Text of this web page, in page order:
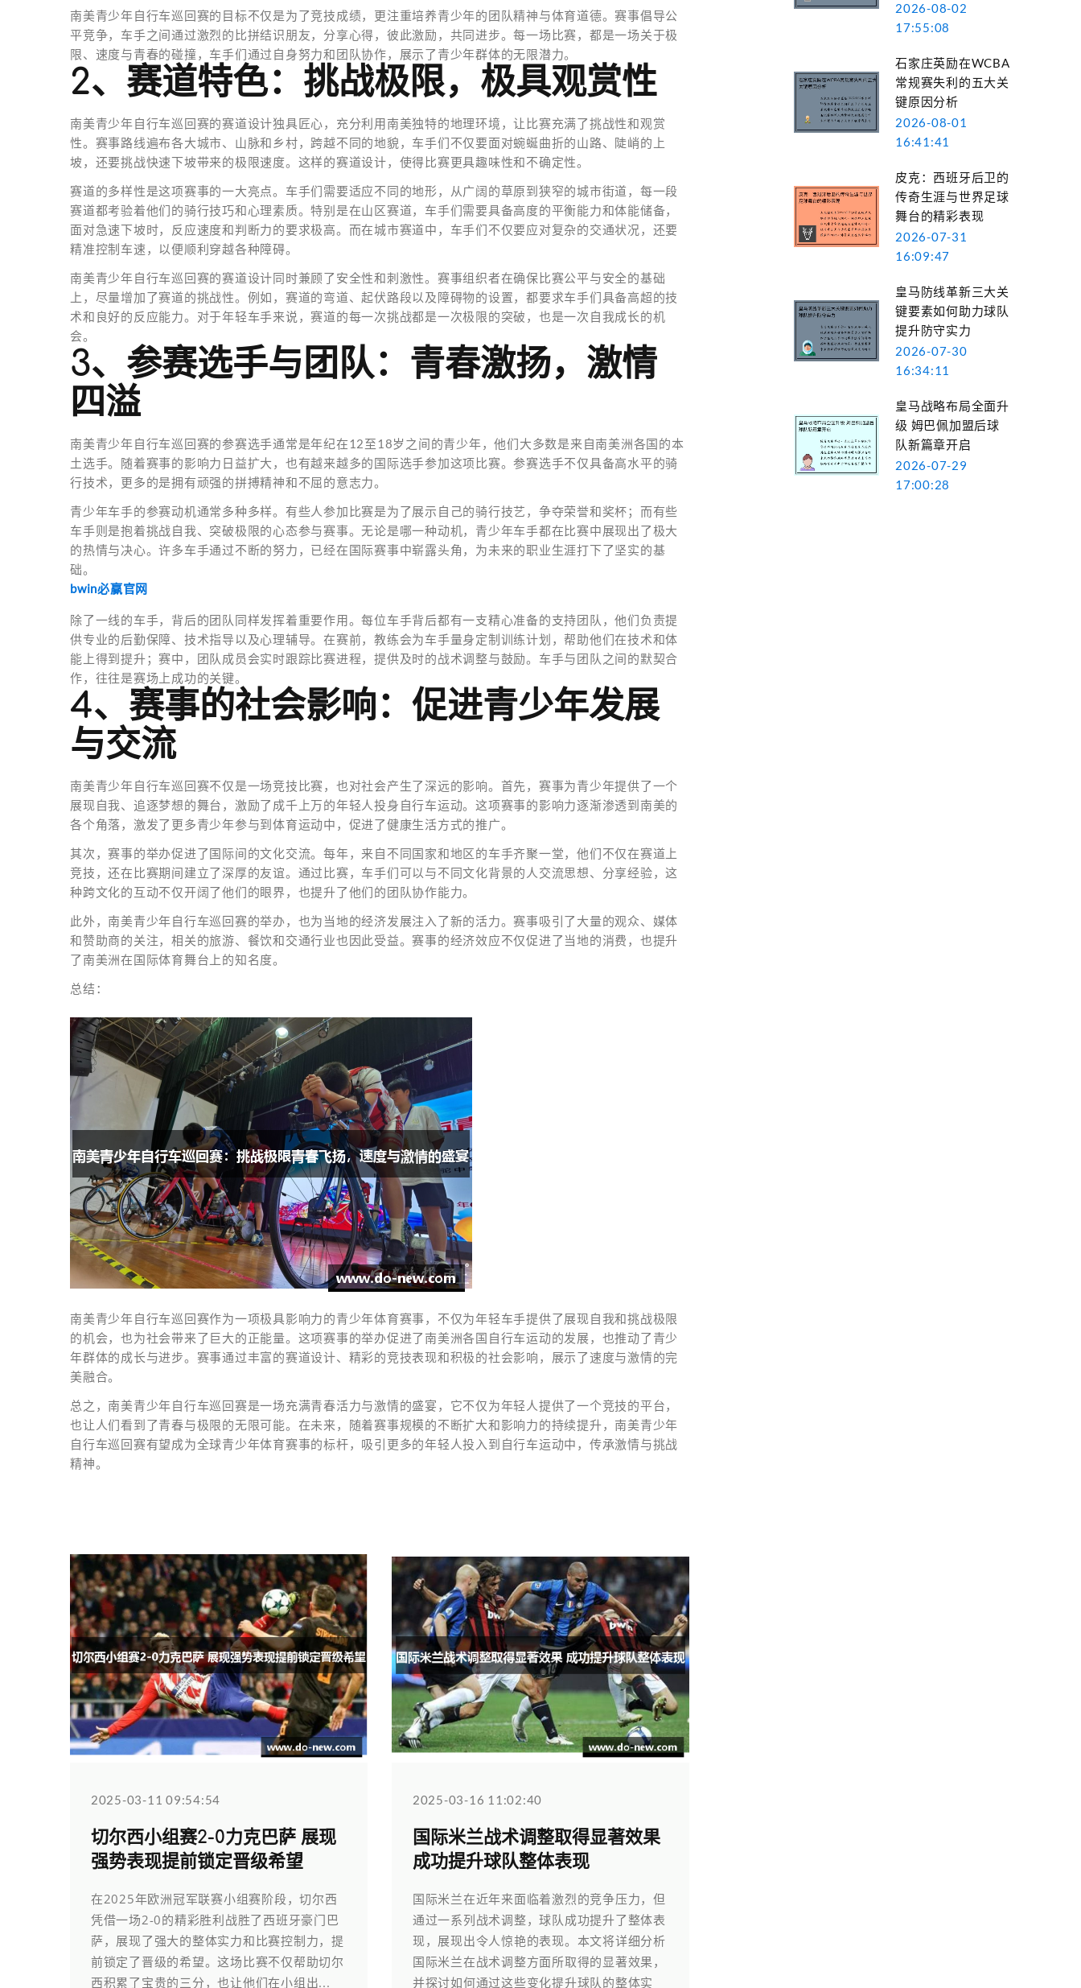
南美青少年自行车巡回赛的目标不仅是为了竞技成绩，更注重培养青少年的团队精神与体育道德。赛事倡导公
平竞争，车手之间通过激烈的比拼结识朋友，分享心得，彼此激励，共同进步。每一场比赛，都是一场关于极
限、速度与青春的碰撞，车手们通过自身努力和团队协作，展示了青少年群体的无限潜力。
2、赛道特色：挑战极限，极具观赏性
南美青少年自行车巡回赛的赛道设计独具匠心，充分利用南美独特的地理环境，让比赛充满了挑战性和观赏
性。赛事路线遍布各大城市、山脉和乡村，跨越不同的地貌，车手们不仅要面对蜿蜒曲折的山路、陡峭的上
坡，还要挑战快速下坡带来的极限速度。这样的赛道设计，使得比赛更具趣味性和不确定性。
赛道的多样性是这项赛事的一大亮点。车手们需要适应不同的地形，从广阔的草原到狭窄的城市街道，每一段
赛道都考验着他们的骑行技巧和心理素质。特别是在山区赛道，车手们需要具备高度的平衡能力和体能储备，
面对急速下坡时，反应速度和判断力的要求极高。而在城市赛道中，车手们不仅要应对复杂的交通状况，还要
精准控制车速，以便顺利穿越各种障碍。
南美青少年自行车巡回赛的赛道设计同时兼顾了安全性和刺激性。赛事组织者在确保比赛公平与安全的基础
上，尽量增加了赛道的挑战性。例如，赛道的弯道、起伏路段以及障碍物的设置，都要求车手们具备高超的技
术和良好的反应能力。对于年轻车手来说，赛道的每一次挑战都是一次极限的突破，也是一次自我成长的机
会。
3、参赛选手与团队：青春激扬，激情
四溢
南美青少年自行车巡回赛的参赛选手通常是年纪在12至18岁之间的青少年，他们大多数是来自南美洲各国的本
土选手。随着赛事的影响力日益扩大，也有越来越多的国际选手参加这项比赛。参赛选手不仅具备高水平的骑
行技术，更多的是拥有顽强的拼搏精神和不屈的意志力。
青少年车手的参赛动机通常多种多样。有些人参加比赛是为了展示自己的骑行技艺，争夺荣誉和奖杯；而有些
车手则是抱着挑战自我、突破极限的心态参与赛事。无论是哪一种动机，青少年车手都在比赛中展现出了极大
的热情与决心。许多车手通过不断的努力，已经在国际赛事中崭露头角，为未来的职业生涯打下了坚实的基
础。
bwin必赢官网
除了一线的车手，背后的团队同样发挥着重要作用。每位车手背后都有一支精心准备的支持团队，他们负责提
供专业的后勤保障、技术指导以及心理辅导。在赛前，教练会为车手量身定制训练计划，帮助他们在技术和体
能上得到提升；赛中，团队成员会实时跟踪比赛进程，提供及时的战术调整与鼓励。车手与团队之间的默契合
作，往往是赛场上成功的关键。
4、赛事的社会影响：促进青少年发展
与交流
南美青少年自行车巡回赛不仅是一场竞技比赛，也对社会产生了深远的影响。首先，赛事为青少年提供了一个
展现自我、追逐梦想的舞台，激励了成千上万的年轻人投身自行车运动。这项赛事的影响力逐渐渗透到南美的
各个角落，激发了更多青少年参与到体育运动中，促进了健康生活方式的推广。
其次，赛事的举办促进了国际间的文化交流。每年，来自不同国家和地区的车手齐聚一堂，他们不仅在赛道上
竞技，还在比赛期间建立了深厚的友谊。通过比赛，车手们可以与不同文化背景的人交流思想、分享经验，这
种跨文化的互动不仅开阔了他们的眼界，也提升了他们的团队协作能力。
此外，南美青少年自行车巡回赛的举办，也为当地的经济发展注入了新的活力。赛事吸引了大量的观众、媒体
和赞助商的关注，相关的旅游、餐饮和交通行业也因此受益。赛事的经济效应不仅促进了当地的消费，也提升
了南美洲在国际体育舞台上的知名度。
总结：
南美青少年自行车巡回赛作为一项极具影响力的青少年体育赛事，不仅为年轻车手提供了展现自我和挑战极限
的机会，也为社会带来了巨大的正能量。这项赛事的举办促进了南美洲各国自行车运动的发展，也推动了青少
年群体的成长与进步。赛事通过丰富的赛道设计、精彩的竞技表现和积极的社会影响，展示了速度与激情的完
美融合。
总之，南美青少年自行车巡回赛是一场充满青春活力与激情的盛宴，它不仅为年轻人提供了一个竞技的平台，
也让人们看到了青春与极限的无限可能。在未来，随着赛事规模的不断扩大和影响力的持续提升，南美青少年
自行车巡回赛有望成为全球青少年体育赛事的标杆，吸引更多的年轻人投入到自行车运动中，传承激情与挑战
精神。
2025-03-11 09:54:54
切尔西小组赛2-0力克巴萨 展现
强势表现提前锁定晋级希望
在2025年欧洲冠军联赛小组赛阶段，切尔西
凭借一场2-0的精彩胜利战胜了西班牙豪门巴
萨，展现了强大的整体实力和比赛控制力，提
前锁定了晋级的希望。这场比赛不仅帮助切尔
西积累了宝贵的三分，也让他们在小组出...
2025-03-16 11:02:40
国际米兰战术调整取得显著效果
成功提升球队整体表现
国际米兰在近年来面临着激烈的竞争压力，但
通过一系列战术调整，球队成功提升了整体表
现，展现出令人惊艳的表现。本文将详细分析
国际米兰在战术调整方面所取得的显著效果，
并探讨如何通过这些变化提升球队的整体实
2026-08-02
17:55:08
石家庄英励在WCBA
常规赛失利的五大关
键原因分析
2026-08-01
16:41:41
皮克：西班牙后卫的
传奇生涯与世界足球
舞台的精彩表现
2026-07-31
16:09:47
皇马防线革新三大关
键要素如何助力球队
提升防守实力
2026-07-30
16:34:11
皇马战略布局全面升
级 姆巴佩加盟后球
队新篇章开启
2026-07-29
17:00:28